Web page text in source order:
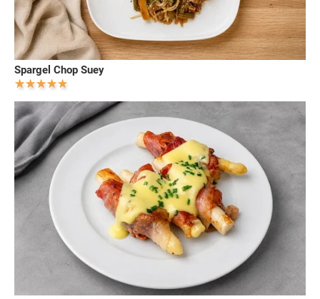
Spargel Chop Suey